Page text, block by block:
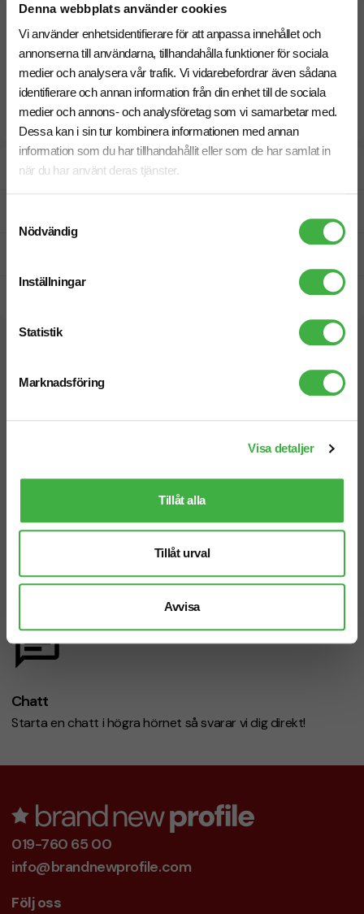
Denna webbplats använder cookies
Vi använder enhetsidentifierare för att anpassa innehållet och
annonserna till användarna, tillhandahålla funktioner för sociala
medier och analysera vår trafik. Vi vidarebefordrar även sådana
identifierare och annan information från din enhet till de sociala
medier och annons- och analysföretag som vi samarbetar med.
Dessa kan i sin tur kombinera informationen med annan
information som du har tillhandahållit eller som de har samlat in
när du har använt deras tjänster.
Nödvändig
Inställningar
Statistik
Marknadsföring
Visa detaljer
Tillåt alla
Tillåt urval
Avvisa
Designskiss inom 1 h
Telefon: 019-760 65 00
Mejl
Chatt
Starta en chatt i högra hörnet så svarar vi dig direkt!
019-760 65 00
info@brandnewprofile.com
Följ oss